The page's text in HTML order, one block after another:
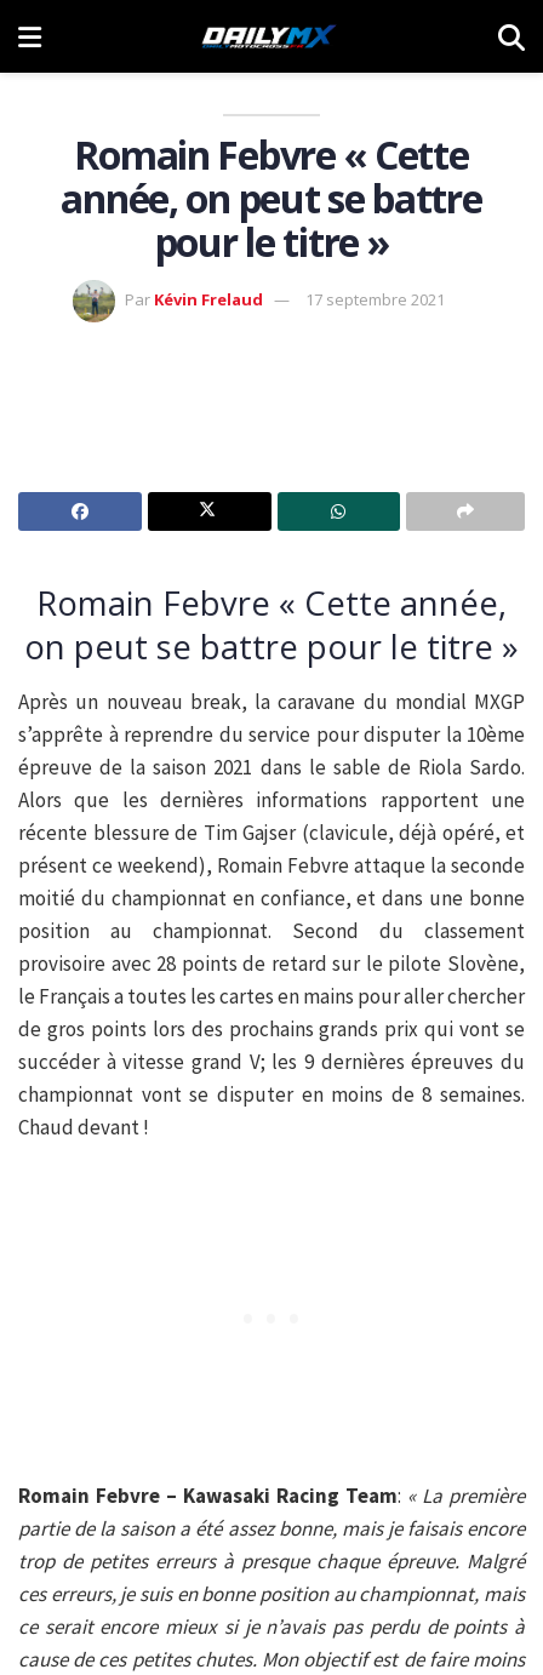
Romain Febvre « Cette
année, on peut se battre
pour le titre »
Par Kévin Frelaud 17 septembre 2021
Romain Febvre « Cette année,
on peut se battre pour le titre »
Après un nouveau break, la caravane du mondial MXGP
s’apprête à reprendre du service pour disputer la 10ème
épreuve de la saison 2021 dans le sable de Riola Sardo.
Alors que les dernières informations rapportent une
récente blessure de Tim Gajser (clavicule, déjà opéré, et
présent ce weekend), Romain Febvre attaque la seconde
moitié du championnat en confiance, et dans une bonne
position au championnat. Second du classement
provisoire avec 28 points de retard sur le pilote Slovène,
le Français a toutes les cartes en mains pour aller chercher
de gros points lors des prochains grands prix qui vont se
succéder à vitesse grand V; les 9 dernières épreuves du
championnat vont se disputer en moins de 8 semaines.
Chaud devant !
Romain Febvre – Kawasaki Racing Team: « La première
partie de la saison a été assez bonne, mais je faisais encore
trop de petites erreurs à presque chaque épreuve. Malgré
ces erreurs, je suis en bonne position au championnat, mais
ce serait encore mieux si je n’avais pas perdu de points à
cause de ces petites chutes. Mon objectif est de faire moins